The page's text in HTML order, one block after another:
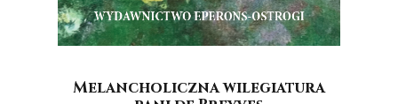
Melancholiczna wilegiatura